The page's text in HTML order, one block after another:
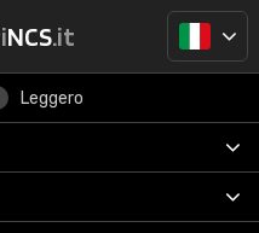
NCS.it
Leggero